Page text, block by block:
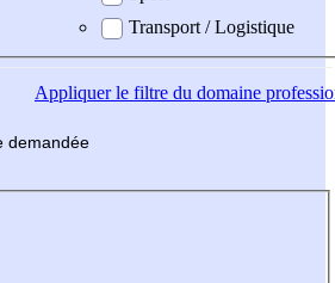
Transport / Logistique
Appliquerle filtre du domaine
demandée